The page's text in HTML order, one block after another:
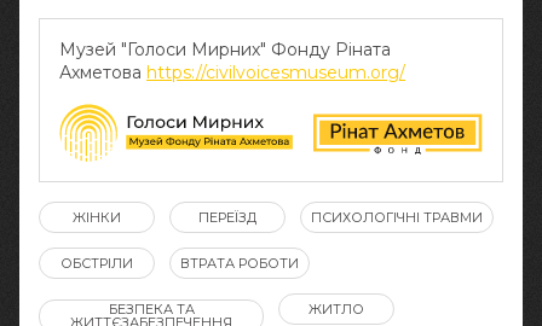
Музей "Голоси Мирних" Фонду Ріната
Ахметова https://civilvoicesmuseum.org/
ЖІНКИ ПЕРЕЇЗД ПСИХОЛОГІЧНІ ТРАВМИ
ОБСТРІЛИ ВТРАТА РОБОТИ
БЕЗПЕКА ТА
ЖИТТЄЗАБЕЗПЕЧЕННЯ
ЖИТЛО